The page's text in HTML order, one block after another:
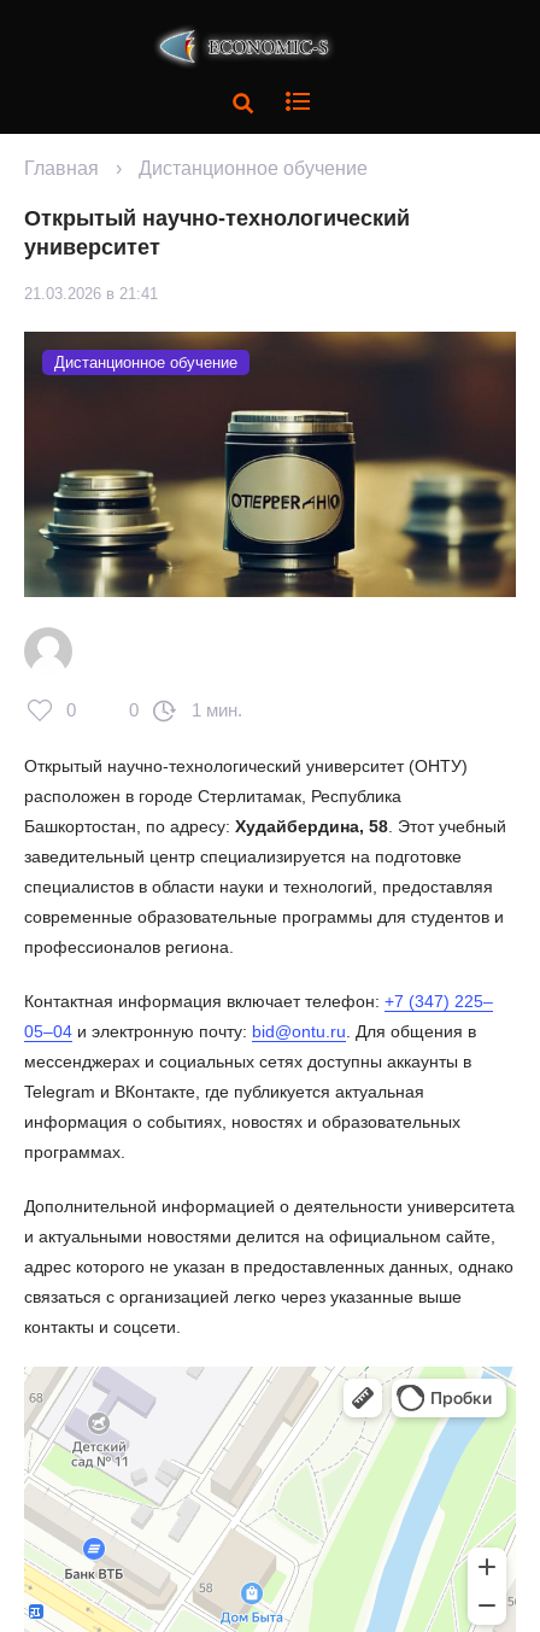
Главная › Дистанционное обучение
Открытый научно-технологический
университет
21.03.2026 в 21:41
Дистанционное обучение
0 0 1 мин.
Открытый научно-технологический университет (ОНТУ)
расположен в городе Стерлитамак, Республика
Башкортостан, по адресу: Худайбердина, 58 . Этот учебный
заведительный центр специализируется на подготовке
специалистов в области науки и технологий, предоставляя
современные образовательные программы для студентов и
профессионалов региона.
Контактная информация включает телефон: +7 (347) 225‒
05‒04 и электронную почту: bid@ontu.ru . Для общения в
мессенджерах и социальных сетях доступны аккаунты в
Telegram и ВКонтакте, где публикуется актуальная
информация о событиях, новостях и образовательных
программах.
Дополнительной информацией о деятельности университета
и актуальными новостями делится на официальном сайте,
адрес которого не указан в предоставленных данных, однако
связаться с организацией легко через указанные выше
контакты и соцсети.